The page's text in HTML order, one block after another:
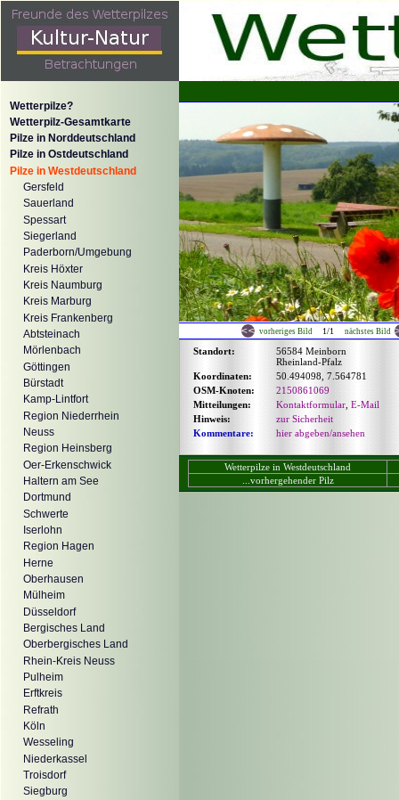
Wetterpilze?
Wetterpilz-Gesamtkarte
Pilze in Norddeutschland
Pilze in Ostdeutschland
Pilze in Westdeutschland
Gersfeld
Sauerland
Spessart
Siegerland
Paderborn/Umgebung
Kreis Höxter
Kreis Naumburg
Kreis Marburg
Kreis Frankenberg
Abtsteinach
Mörlenbach
Göttingen
Bürstadt
Kamp-Lintfort
Region Niederrhein
Neuss
Region Heinsberg
Oer-Erkenschwick
Haltern am See
Dortmund
Schwerte
Iserlohn
Region Hagen
Herne
Oberhausen
Mülheim
Düsseldorf
Bergisches Land
Oberbergisches Land
Rhein-Kreis Neuss
Pulheim
Erftkreis
Refrath
Köln
Wesseling
Niederkassel
Troisdorf
Siegburg
vorheriges Bild 1/1 nächstes Bild
Standort:
56584 Meinborn
Rheinland-Pfalz
Koordinaten:
50.494098, 7.564781
OSM-Knoten:
2150861069
Mitteilungen:
Kontaktformular E-Mail
Hinweis:
zur Sicherheit
Kommentare:
hier abgeben/ansehen
Wetterpilze in Westdeutschland
...vorhergehender Pilz